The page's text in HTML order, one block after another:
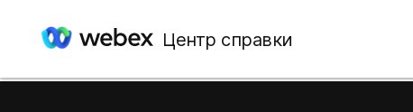
Центр справки